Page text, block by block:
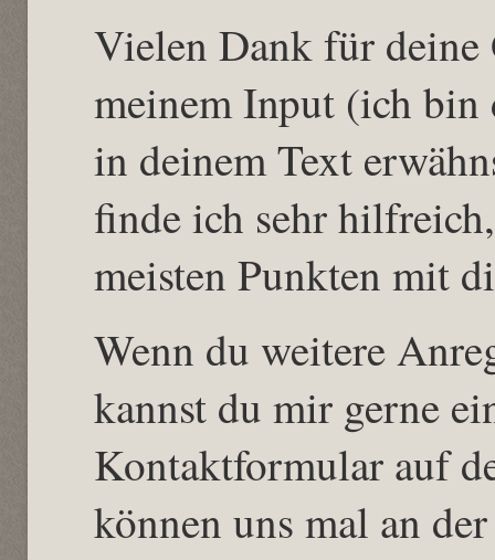
Vielen Dank für deine
meinem Input (ich bin
in deinem Text
finde ich sehr
meisten Punkten mit
Wenn du weitere
kannst du mir gerne
Kontaktformular auf
können uns mal an